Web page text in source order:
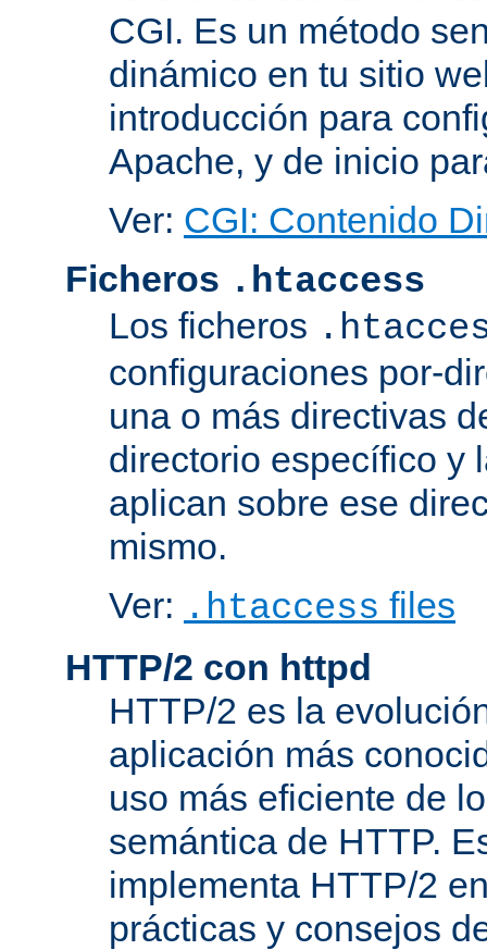
CGI. Es un método
dinámico en tu sitio
introducción para
Apache, y de inicio
Ver: CGI: Contenido
Ficheros .htaccess
Los ficheros
configuraciones por-
una o más directivas
directorio específico y
aplican sobre ese
mismo.
Ver: .htaccess files
HTTP/2 con httpd
HTTP/2 es la
aplicación más
uso más eficiente de
semántica de HTTP.
implementa HTTP/2
prácticas y consejos